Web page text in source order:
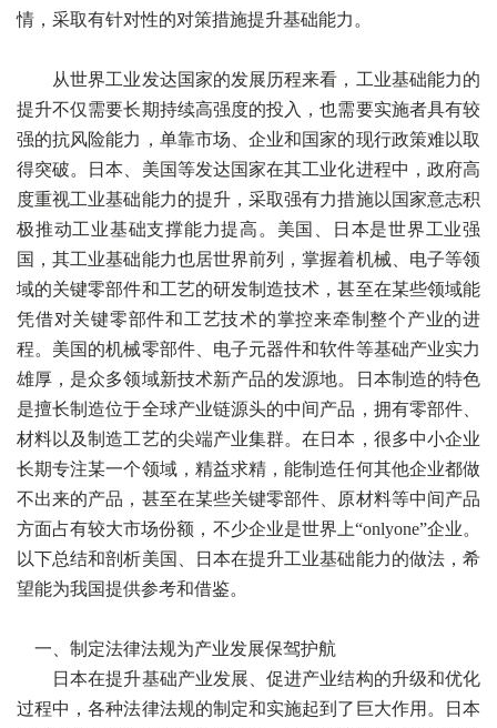
情，采取有针对性的对策措施提升基础能力。
从世界工业发达国家的发展历程来看，工业基础能力的
提升不仅需要长期持续高强度的投入，也需要实施者具有较
强的抗风险能力，单靠市场、企业和国家的现行政策难以取
得突破。日本、美国等发达国家在其工业化进程中，政府高
度重视工业基础能力的提升，采取强有力措施以国家意志积
极推动工业基础支撑能力提高。美国、日本是世界工业强
国，其工业基础能力也居世界前列，掌握着机械、电子等领
域的关键零部件和工艺的研发制造技术，甚至在某些领域能
凭借对关键零部件和工艺技术的掌控来牵制整个产业的进
程。美国的机械零部件、电子元器件和软件等基础产业实力
雄厚，是众多领域新技术新产品的发源地。日本制造的特色
是擅长制造位于全球产业链源头的中间产品，拥有零部件、
材料以及制造工艺的尖端产业集群。在日本，很多中小企业
长期专注某一个领域，精益求精，能制造任何其他企业都做
不出来的产品，甚至在某些关键零部件、原材料等中间产品
方面占有较大市场份额，不少企业是世界上“onlyone”企业。
以下总结和剖析美国、日本在提升工业基础能力的做法，希
望能为我国提供参考和借鉴。
一、制定法律法规为产业发展保驾护航
日本在提升基础产业发展、促进产业结构的升级和优化
过程中，各种法律法规的制定和实施起到了巨大作用。日本